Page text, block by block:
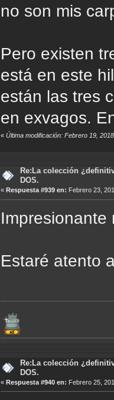
no son mis
Pero existen
está en este
están las tres
en exvagos.
«Última modificación: Febrero 19,
Re:La colección
DOS.
« Respuesta #939 en: Febrero 23,
Impresionante
Estaré atento
Re:La colección
DOS.
«Respuesta #940 en: Febrero 25,